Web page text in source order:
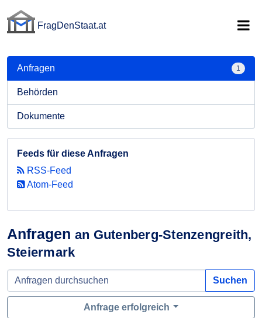
FragDenStaat.at
Anfragen an Gutenberg-Stenzengreith,
Steiermark
Suchen
Anfrage erfolgreich
Anfragen 1
Behörden
Dokumente
Feeds für diese Anfragen
RSS-Feed
Atom-Feed